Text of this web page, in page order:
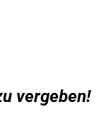
vergeben!